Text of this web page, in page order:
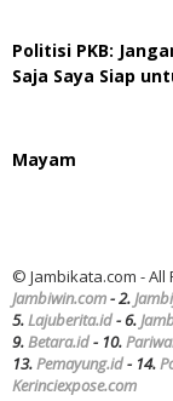
Politisi PKB:
Saja Saya Siap
Mayam
© Jambikata.com - All
Jambiwin.com- 2.
5.Lajuberita.id- 6.
9.Betara.id- 10.
13.Pemayung.id- 14.
Kerinciexpose.com